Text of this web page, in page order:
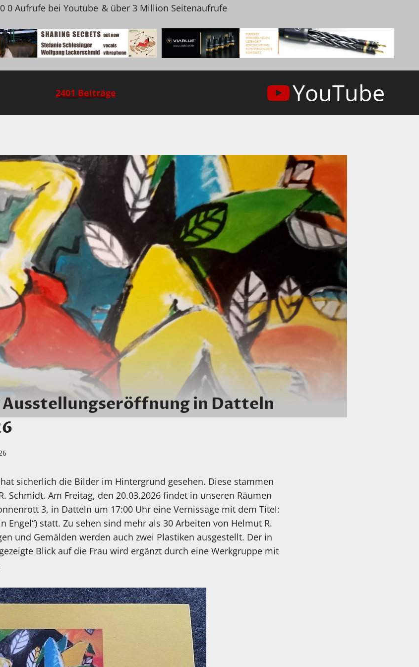
0 Aufrufe bei Youtube & über 3 Million Seitenaufrufe
2401 Beiträge YouTube
Ausstellungseröffnung in Datteln
sicherlich die Bilder im Hintergrund gesehen. Diese stammen
Schmidt. Am Freitag, den 20.03.2026 findet in unseren Räumen
3, in Datteln um 17:00 Uhr eine Vernissage mit dem Titel:
Engel“) statt. Zu sehen sind mehr als 30 Arbeiten von Helmut R.
und Gemälden werden auch zwei Plastiken ausgestellt. Der in
Blick auf die Frau wird ergänzt durch eine Werkgruppe mit